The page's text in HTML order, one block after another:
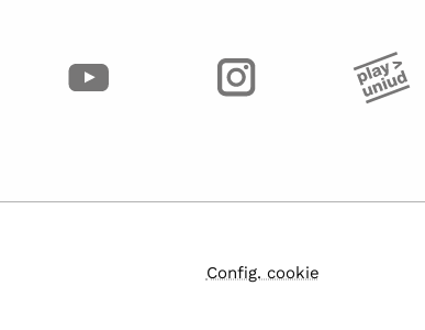
Config. cookie